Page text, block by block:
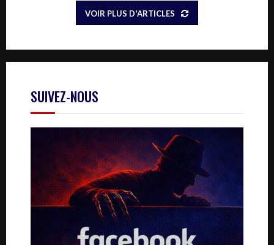
VOIR PLUS D'ARTICLES
SUIVEZ-NOUS